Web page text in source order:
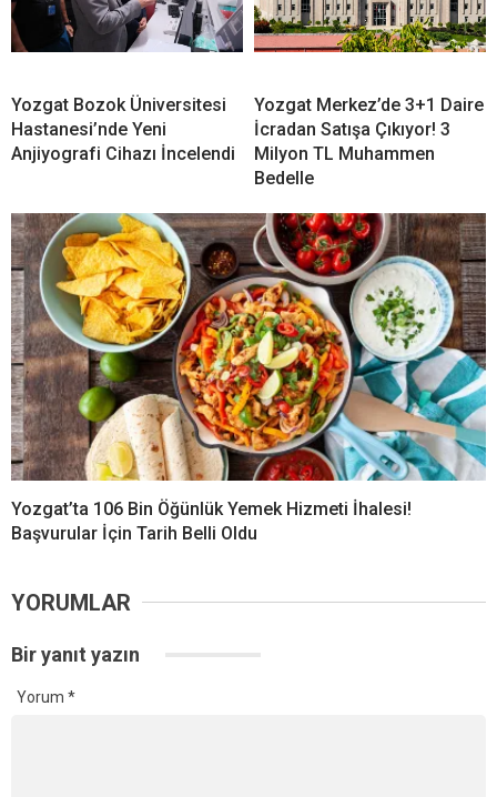
Yozgat Bozok Üniversitesi
Hastanesi’nde Yeni
Anjiyografi Cihazı İncelendi
Yozgat Merkez’de 3+1 Daire
İcradan Satışa Çıkıyor! 3
Milyon TL Muhammen
Bedelle
Yozgat’ta 106 Bin Öğünlük Yemek Hizmeti İhalesi!
Başvurular İçin Tarih Belli Oldu
YORUMLAR
Bir yanıt yazın
Yorum *